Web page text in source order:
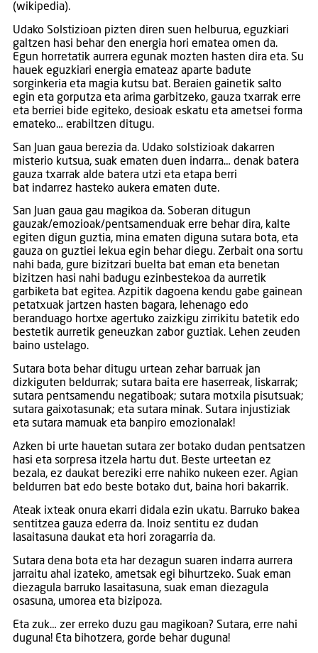
(wikipedia).
Udako Solstizioan pizten diren suen helburua, eguzkiari
galtzen hasi behar den energia hori ematea omen da.
Egun horretatik aurrera egunak mozten hasten dira eta. Su
hauek eguzkiari energia emateaz aparte badute
sorginkeria eta magia kutsu bat. Beraien gainetik salto
egin eta gorputza eta arima garbitzeko, gauza txarrak erre
eta berriei bide egiteko, desioak eskatu eta ametsei forma
emateko… erabiltzen ditugu.
San Juan gaua berezia da. Udako solstizioak dakarren
misterio kutsua, suak ematen duen indarra… denak batera
gauza txarrak alde batera utzi eta etapa berri
bat indarrez hasteko aukera ematen dute.
San Juan gaua gau magikoa da. Soberan ditugun
gauzak/emozioak/pentsamenduak erre behar dira, kalte
egiten digun guztia, mina ematen diguna sutara bota, eta
gauza on guztiei lekua egin behar diegu. Zerbait ona sortu
nahi bada, gure bizitzari buelta bat eman eta benetan
bizitzen hasi nahi badugu ezinbestekoa da aurretik
garbiketa bat egitea. Azpitik dagoena kendu gabe gainean
petatxuak jartzen hasten bagara, lehenago edo
beranduago hortxe agertuko zaizkigu zirrikitu batetik edo
bestetik aurretik geneuzkan zabor guztiak. Lehen zeuden
baino ustelago.
Sutara bota behar ditugu urtean zehar barruak jan
dizkiguten beldurrak; sutara baita ere haserreak, liskarrak;
sutara pentsamendu negatiboak; sutara motxila pisutsuak;
sutara gaixotasunak; eta sutara minak. Sutara injustiziak
eta sutara mamuak eta banpiro emozionalak!
Azken bi urte hauetan sutara zer botako dudan pentsatzen
hasi eta sorpresa itzela hartu dut. Beste urteetan ez
bezala, ez daukat bereziki erre nahiko nukeen ezer. Agian
beldurren bat edo beste botako dut, baina hori bakarrik.
Ateak ixteak onura ekarri didala ezin ukatu. Barruko bakea
sentitzea gauza ederra da. Inoiz sentitu ez dudan
lasaitasuna daukat eta hori zoragarria da.
Sutara dena bota eta har dezagun suaren indarra aurrera
jarraitu ahal izateko, ametsak egi bihurtzeko. Suak eman
diezagula barruko lasaitasuna, suak eman diezagula
osasuna, umorea eta bizipoza.
Eta zuk… zer erreko duzu gau magikoan? Sutara, erre nahi
duguna! Eta bihotzera, gorde behar duguna!